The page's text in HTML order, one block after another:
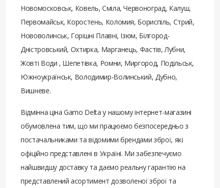
Новомосковськ, Ковель, Сміла, Червоноград, Калуш,
Первомайськ, Коростень, Коломия, Бориспіль, Стрий,
Нововолинськ, Горішні Плавні, Ізюм, Білгород-
Дністровський, Охтирка, Марганець, Фастів, Лубни,
Жовті Води , Шепетівка, Ромни, Миргород, Подільськ,
Южноукраїнськ, Володимир-Волинський, Дубно,
Вишневе.
Відмінна ціна Gamo Delta у нашому інтернет-магазині
обумовлена ​​тим, що ми працюємо безпосередньо з
постачальниками та відомими брендами зброї, які
офіційно представлені в Україні. Ми забезпечуємо
найшвидшу доставку та даємо реальну гарантію на
представлений асортимент дозволеної зброї та